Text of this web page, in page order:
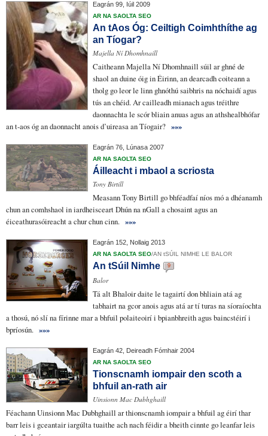
Eagrán 99, Iúil 2009
AR NA SAOLTA SEO
An tAos Óg: Ceiltigh Coimhthíthe ag
an Tíogar?
Majella Ní Dhomhnaill
CaitheannMajella Ní Dhomhnaill súil ar ghné de
shaol anduine óig in Éirinn, andearcadh coiteanna
tholg go leorle linn ghnóthú saibhrisnanóchaidíagus
tús an chéid. Ar cailleadhmianachagustréithre
daonnachtale scór bliain anuas agus anathshealbhófar
ant-aos ógan daonnacht anois d’uireasa an Tíogair? »»»
Eagrán 76, Lúnasa 2007
AR NA SAOLTA SEO
Áilleacht i mbaol a scriosta
Tony Birtill
Measann Tony Birtill go bhféadfaí níos mó a dhéanamh
chunan comhshaol iniardheisceartDhún na nGall a chosaintagusan
éiceathurasóireachta chur chun cinn. »»»
Eagrán 152, Nollaig 2013
AR NA SAOLTA SEO/AN tSÚIL NIMHE LE BALOR
An tSúil Nimhe 9
Balor
Tá alt Bhaloir daite le tagairtídon bhliainatá ag
tabhairt na gcoranois agus atá ar tí turas na síoraíochta
a thosú, nóslí na fírinne mar a bhfuil polaiteoiríi bpianbhreithagus baincstéirí i
bpríosún. »»»
Eagrán 42, Deireadh Fómhair 2004
AR NA SAOLTA SEO
Tionscnamh iompair den scoth a
bhfuil an-rath air
Uinsionn Mac Dubhghaill
Féachann Uinsionn Mac Dubhghaill arthionscnamh iompaira bhfuil ag éirí thar
barr leisi gceantair iargúlta tuaithe ach nach féidir a bheith cinnte go leanfar leis